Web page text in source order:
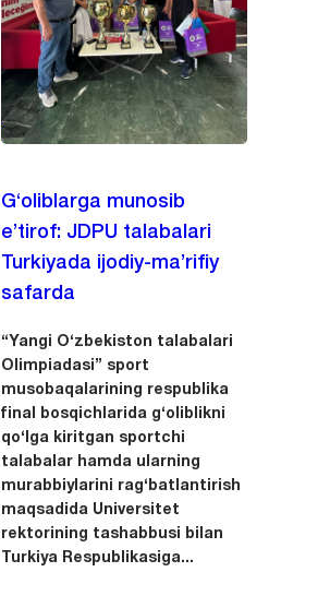
G‘oliblarga munosib
e’tirof: JDPU talabalari
Turkiyada ijodiy-ma’rifiy
safarda
“Yangi O‘zbekiston talabalari
Olimpiadasi” sport
musobaqalarining respublika
final bosqichlarida g‘oliblikni
qo‘lga kiritgan sportchi
talabalar hamda ularning
murabbiylarini rag‘batlantirish
maqsadida Universitet
rektorining tashabbusi bilan
Turkiya Respublikasiga...